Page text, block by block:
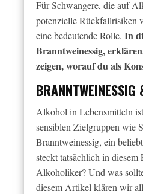
Für Schwangere, die auf
potenzielle Rückfallrisiken
eine bedeutende Rolle. In
Branntweinessig,
zeigen, worauf du als
Alkohol in Lebensmitteln
sensiblen Zielgruppen wie
Branntweinessig, ein
steckt tatsächlich in
Alkoholiker? Und was
diesem Artikel klären wir